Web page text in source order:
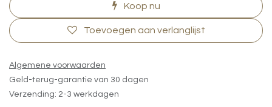
Koop nu
Toevoegen aan verlanglijst
Algemene voorwaarden
Geld-terug-garantie van 30 dagen
Verzending: 2-3 werkdagen